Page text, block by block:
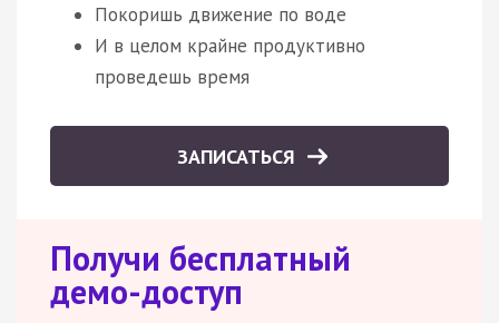
Покоришь движение по воде
И в целом крайне продуктивно
проведешь время
ЗАПИСАТЬСЯ
Получи бесплатный
демо-доступ